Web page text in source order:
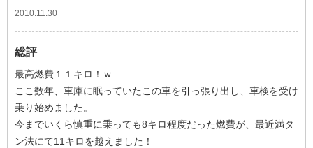
2010.11.30
総評
最高燃費１１キロ！ｗ
ここ数年、車庫に眠っていたこの車を引っ張り出し、車検を受け
乗り始めました。
今までいくら慎重に乗っても8キロ程度だった燃費が、最近満タ
ン法にて11キロを越えました！